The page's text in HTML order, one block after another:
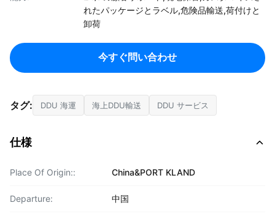
れたパッケージとラベル,危険品輸送,荷付けと
卸荷
今すぐ問い合わせ
タグ: DDU 海運 海上DDU輸送 DDU サービス
仕様
Place Of Origin:: China&PORT KLAND
Departure: 中国